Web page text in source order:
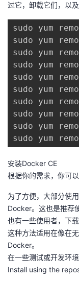
注
开
发
者
学
堂
我
的我
的
Programs
我
的
支
持
我
的
术
支
持
我
云
声
建
过它，卸载它们，以及
sudo yum
sudo yum
sudo yum
sudo yum
sudo yum
sudo yum
sudo yum
sudo yum
sudo yum
sudo yum
安装Docker CE
根据你的需求，你可
为了方便，大部分使
Docker。这也是推荐
也有一些使用者，下
这种方法适用在像在
Docker。
在一些测试或开发环
Install using the